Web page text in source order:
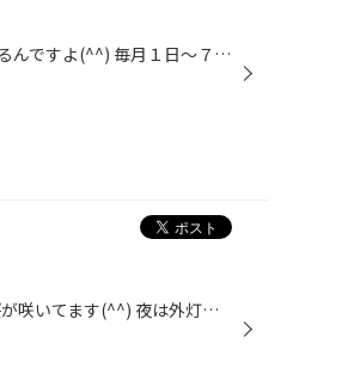
タイヤ館長崎では レディースDAYとレディースWEEK があるんですよ(^^) 毎月１日～７日までレディースWEEK そして 毎週火曜・木曜がレディースDAY です タイヤもオイルなどのメンテナンス用品も 通常価格より１０％OFFで販売しております☆ せっかくだったら、お得にお買いもの していただきたい(^^)...
私の家の前は桜並木になっているんですが 今年も綺麗な桜が咲いてます(^^) 夜は外灯で照らされた夜桜を見ることができます。 家の前でいつでも花見ができますね！笑 あ、来月はタイヤ館長崎花見大会だ！ 店長〜！早く段取りお願いします〜♪